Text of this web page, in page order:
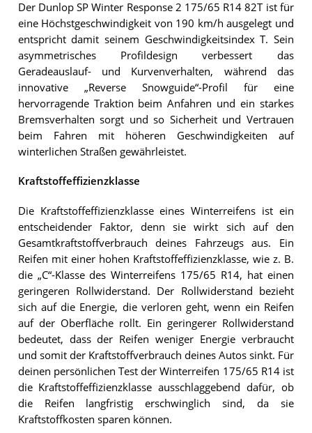
Der Dunlop SP Winter Response 2 175/65 R14 82T ist für
eine Höchstgeschwindigkeit von 190 km/h ausgelegt und
entspricht damit seinem Geschwindigkeitsindex T. Sein
asymmetrisches Profildesign verbessert das
Geradeauslauf- und Kurvenverhalten, während das
innovative „Reverse Snowguide“-Profil für eine
hervorragende Traktion beim Anfahren und ein starkes
Bremsverhalten sorgt und so Sicherheit und Vertrauen
beim Fahren mit höheren Geschwindigkeiten auf
winterlichen Straßen gewährleistet.
Kraftstoffeffizienzklasse
Die Kraftstoffeffizienzklasse eines Winterreifens ist ein
entscheidender Faktor, denn sie wirkt sich auf den
Gesamtkraftstoffverbrauch deines Fahrzeugs aus. Ein
Reifen mit einer hohen Kraftstoffeffizienzklasse, wie z. B.
die „C“-Klasse des Winterreifens 175/65 R14, hat einen
geringeren Rollwiderstand. Der Rollwiderstand bezieht
sich auf die Energie, die verloren geht, wenn ein Reifen
auf der Oberfläche rollt. Ein geringerer Rollwiderstand
bedeutet, dass der Reifen weniger Energie verbraucht
und somit der Kraftstoffverbrauch deines Autos sinkt. Für
deinen persönlichen Test der Winterreifen 175/65 R14 ist
die Kraftstoffeffizienzklasse ausschlaggebend dafür, ob
die Reifen langfristig erschwinglich sind, da sie
Kraftstoffkosten sparen können.